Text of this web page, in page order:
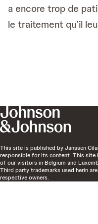
a encore trop de
le traitement qu’il
This site is published by Janssen
responsible for its content. This site
of our visitors in Belgium and
Third party trademarks used herin
respective owners.